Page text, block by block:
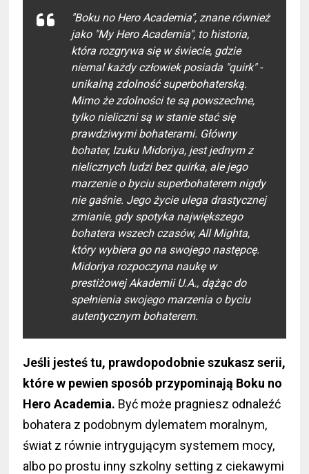
"Boku no Hero Academia", znane również
jako "My Hero Academia", to historia,
która rozgrywa się w świecie, gdzie
niemal każdy człowiek posiada "quirk" -
unikalną zdolność superbohaterską.
Mimo że zdolności te są powszechne,
tylko nieliczni są w stanie stać się
prawdziwymi bohaterami. Główny
bohater, Izuku Midoriya, jest jednym z
nielicznych ludzi bez quirka, ale jego
marzenie o byciu superbohaterem nigdy
nie gaśnie. Jego życie ulega drastycznej
zmianie, gdy spotyka największego
bohatera wszech czasów, All Mighta,
który wybiera go na swojego następcę.
Midoriya rozpoczyna naukę w
prestiżowej Akademii U.A., dążąc do
spełnienia swojego marzenia o byciu
autentycznym bohaterem.
Jeśli jesteś tu, prawdopodobnie szukasz serii,
które w pewien sposób przypominają Boku no
Hero Academia. Być może pragniesz odnaleźć
bohatera z podobnym dylematem moralnym,
świat z równie intrygującym systemem mocy,
albo po prostu inny szkolny setting z ciekawymi